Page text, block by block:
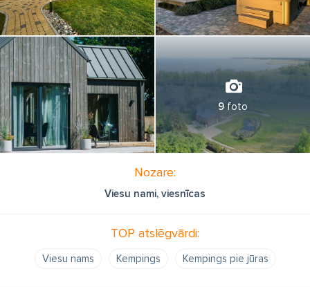
9 foto
Nozare:
Viesu nami, viesnīcas
TOP atslēgvārdi:
Viesu nams Kempings Kempings pie jūras